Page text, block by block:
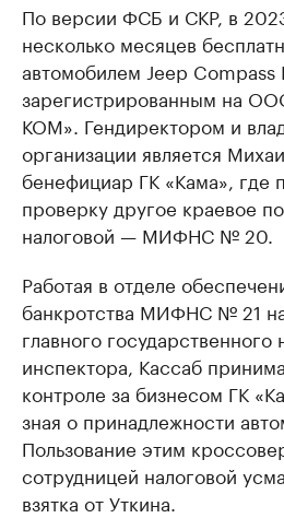
По версии ФСБ и СКР, в
несколько месяцев
автомобилем Jeep
зарегистрированным на
КОМ». Гендиректором и
организации является
бенефициар ГК «Кама», где
проверку другое краевое
налоговой — МИФНС № 20.
Работая в отделе
банкротства МИФНС № 21
главного государственного
инспектора, Кассаб
контроле за бизнесом ГК
зная о принадлежности
Пользование этим
сотрудницей налоговой
взятка от Уткина.